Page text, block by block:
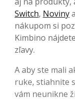
Switch, Novinya
nákupom si
Kimbino
zľavy.
A aby ste mali
ruke, stiahnite
vám neunikne